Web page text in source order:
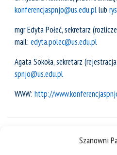
Szanowni
konferencjaspnjo@us.edu.pllub
mgr Edyta Połeć, sekretarz
mail: edyta.polec@us.edu.pl
Agata Sokoła, sekretarz
spnjo@us.edu.pl
WWW: http://